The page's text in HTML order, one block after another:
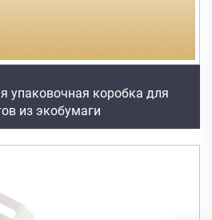
упаковочная коробка для
из экобумаги